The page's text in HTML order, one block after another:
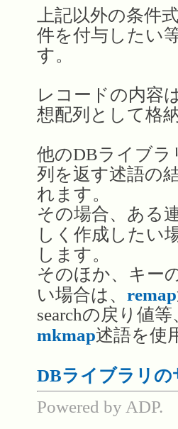
上記以外の条件
件を付与したい
す。
レコードの内容
想配列として格
他のDBライブラ
列を返す述語の
れます。
その場合、ある
しく作成したい
します。
そのほか、キー
い場合は、 remap
searchの戻り値
mkmap述語を使
DBライブラリの
Powered by ADP.